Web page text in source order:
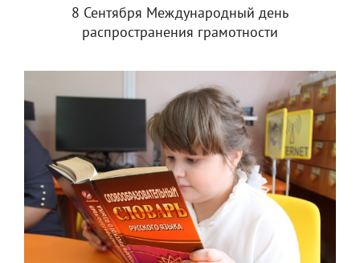
8 Сентября Международный день
распространения грамотности